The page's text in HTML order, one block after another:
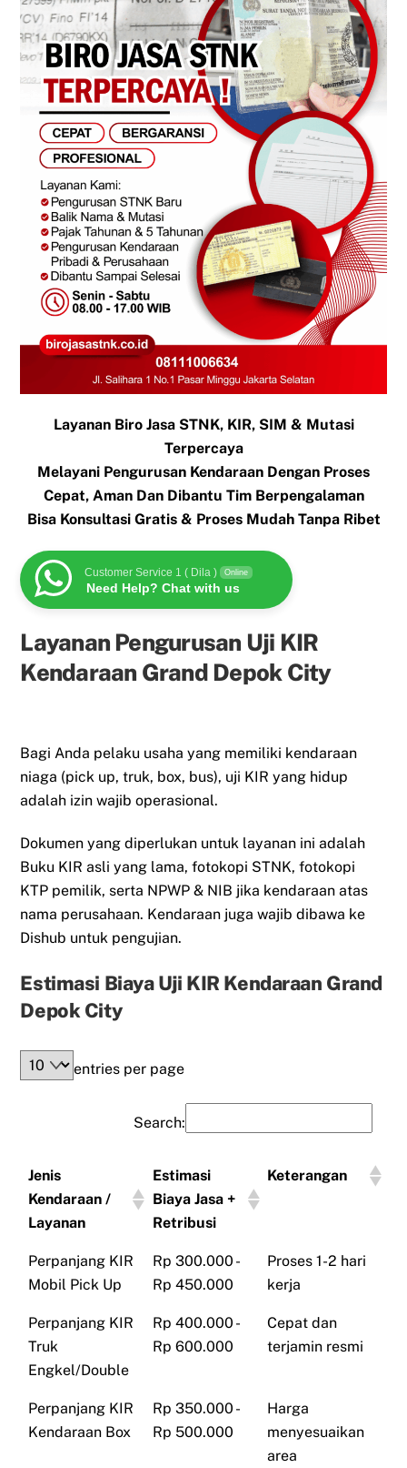
Layanan Biro Jasa STNK, KIR, SIM & Mutasi
Terpercaya
Melayani Pengurusan Kendaraan Dengan Proses
Cepat, Aman Dan Dibantu Tim Berpengalaman
Bisa Konsultasi Gratis & Proses Mudah Tanpa Ribet
Customer Service 1 ( Dila ) Online
Need Help? Chat with us
Layanan Pengurusan Uji KIR
Kendaraan Grand Depok City
Bagi Anda pelaku usaha yang memiliki kendaraan
niaga (pick up, truk, box, bus), uji KIR yang hidup
adalah izin wajib operasional.
Dokumen yang diperlukan untuk layanan ini adalah
Buku KIR asli yang lama, fotokopi STNK, fotokopi
KTP pemilik, serta NPWP & NIB jika kendaraan atas
nama perusahaan. Kendaraan juga wajib dibawa ke
Dishub untuk pengujian.
Estimasi Biaya Uji KIR Kendaraan Grand
Depok City
entries per page
Search:
Jenis
Kendaraan /
Layanan
Estimasi
Biaya Jasa +
Retribusi
Keterangan
Perpanjang KIR
Mobil Pick Up
Rp 300.000 -
Rp 450.000
Proses 1-2 hari
kerja
Perpanjang KIR
Truk
Engkel/Double
Rp 400.000 -
Rp 600.000
Cepat dan
terjamin resmi
Perpanjang KIR
Kendaraan Box
Rp 350.000 -
Rp 500.000
Harga
menyesuaikan
area